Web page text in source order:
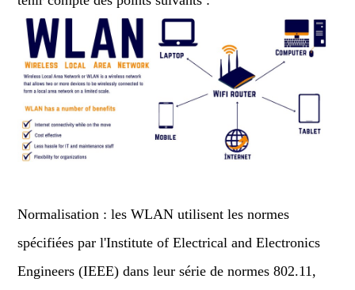
Normalisation : les WLAN utilisent les normes
spécifiées par l'Institute of Electrical and Electronics
Engineers (IEEE) dans leur série de normes 802.11,